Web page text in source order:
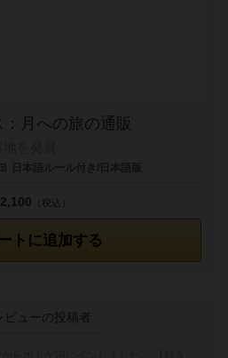
月への旅の通販
トに追加する
（税込）
ビューの投稿者